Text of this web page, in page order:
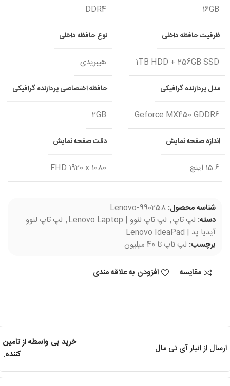
16GB
DDR4
ظرفیت حافظه داخلی
1TB HDD + 256GB SSD
نوع حافظه داخلی
هیبریدی
مدل پردازنده گرافیکی
Geforce MX450 GDDR6
حافظه اختصاصی پردازنده گرافیکی
2GB
اندازه صفحه نمایش
15.6 اینچ
دقت صفحه نمایش
FHD 1920 x 1080
شناسه محصول: Lenovo-990258
دسته: لپ تاپ, لپ تاپ لنوو | Lenovo Laptop , لپ تاپ لنوو
آیدیا پد | Lenovo IdeaPad
برچسب: لپ تاپ تا 40 میلیون
مقایسه افزودن به علاقه مندی
ارسال از انبار آی تی مال
خرید بی واسطه از تامین
کننده.